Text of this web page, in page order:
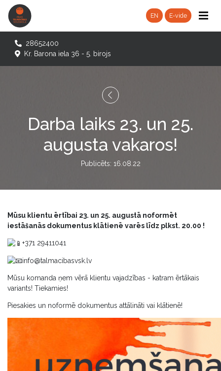
EN E-vide
28652400
Kr. Barona iela 36 - 5. birojs
Darba laiks 23. un 25.
augusta vakaros!
Publicēts: 16.08.22
Mūsu klientu ērtībai 23. un 25. augustā noformēt
iestāšanās dokumentus klātienē varēs līdz plkst. 20.00 !
+371 29411041
info@talmacibasvsk.lv
Mūsu komanda ņem vērā klientu vajadzības - katram ērtākais
variants! Tiekamies!
Piesakies un noformē dokumentus attālināti vai klātienē!